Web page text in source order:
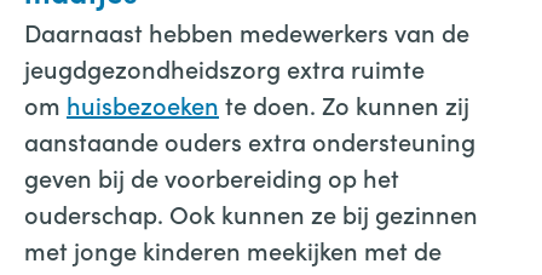
Daarnaast hebben medewerkers van de
jeugdgezondheidszorg extra ruimte
om huisbezoeken te doen. Zo kunnen zij
aanstaande ouders extra ondersteuning
geven bij de voorbereiding op het
ouderschap. Ook kunnen ze bij gezinnen
met jonge kinderen meekijken met de